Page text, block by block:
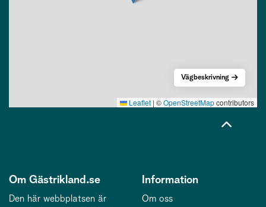
Leaflet | ©OpenStreetMapcontributors
Vägbeskrivning
Om Gästrikland.se
Den här webbplatsen är
Information
Om oss